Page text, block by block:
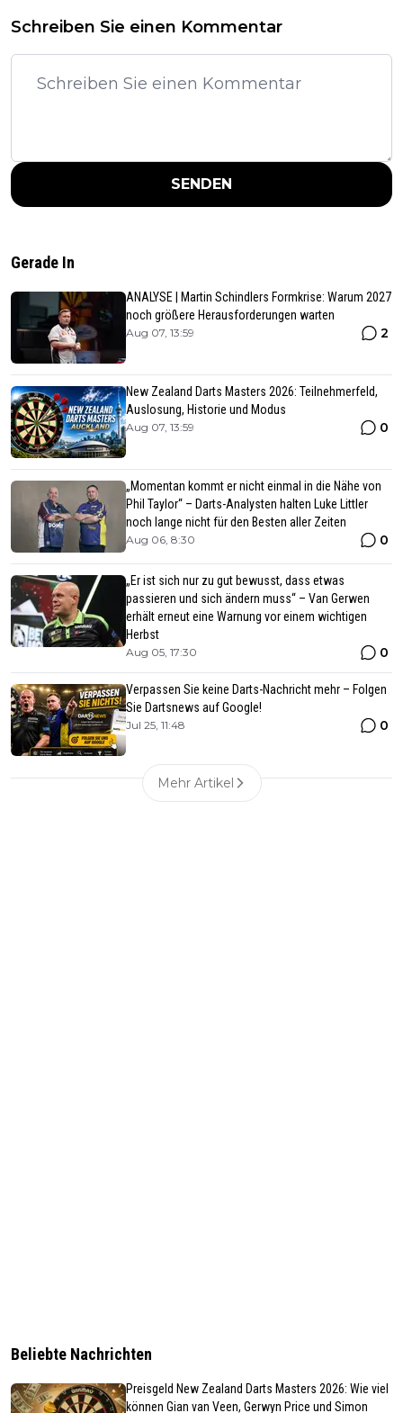
Schreiben Sie einen Kommentar
SENDEN
Gerade In
ANALYSE | Martin Schindlers Formkrise: Warum 2027
noch größere Herausforderungen warten
Aug 07, 13:59 2
New Zealand Darts Masters 2026: Teilnehmerfeld,
Auslosung, Historie und Modus
Aug 07, 13:59 0
„Momentan kommt er nicht einmal in die Nähe von
Phil Taylor“ – Darts-Analysten halten Luke Littler
noch lange nicht für den Besten aller Zeiten
Aug 06, 8:30 0
„Er ist sich nur zu gut bewusst, dass etwas
passieren und sich ändern muss“ – Van Gerwen
erhält erneut eine Warnung vor einem wichtigen
Herbst
Aug 05, 17:30 0
Verpassen Sie keine Darts-Nachricht mehr – Folgen
Sie Dartsnews auf Google!
Jul 25, 11:48 0
Mehr Artikel
Beliebte Nachrichten
Preisgeld New Zealand Darts Masters 2026: Wie viel
können Gian van Veen, Gerwyn Price und Simon